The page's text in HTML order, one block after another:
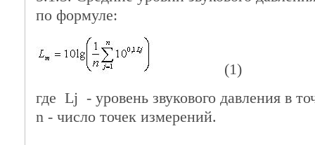
по формуле:
(1)
где Lj - уровень звукового давления в
n - число точек измерений.